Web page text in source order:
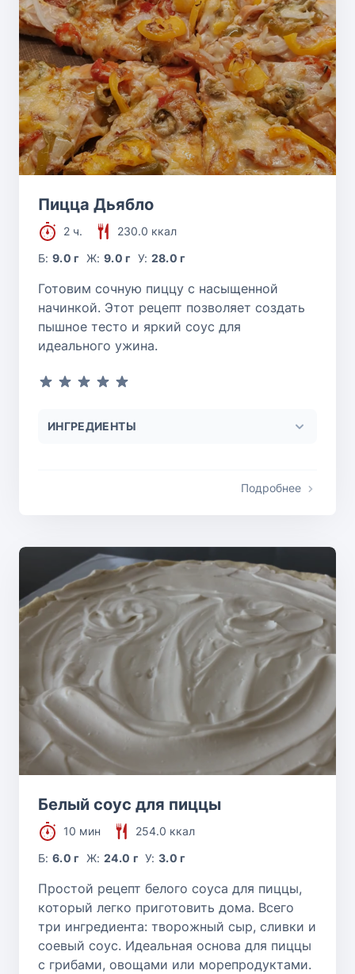
Пицца Дьябло
2 ч.
230.0 ккал
Б:9.0 г Ж: 9.0 г У: 28.0 г
Готовим сочную пиццу с насыщенной
начинкой. Этот рецепт позволяет создать
пышное тесто и яркий соус для
идеального ужина.
ИНГРЕДИЕНТЫ
Подробнее
Белый соус для пиццы
10 мин
254.0 ккал
Б:6.0 г Ж: 24.0 г У:3.0 г
Простой рецепт белого соуса для пиццы,
который легко приготовить дома. Всего
три ингредиента: творожный сыр, сливки и
соевый соус. Идеальная основа для пиццы
с грибами, овощами или морепродуктами.